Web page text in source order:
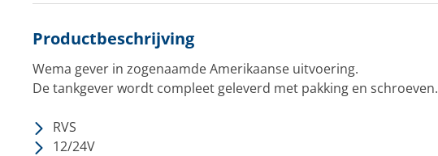
Productbeschrijving
Wema gever in zogenaamde Amerikaanse uitvoering.
De tankgever wordt compleet geleverd met pakking en schroeven.
RVS
12/24V